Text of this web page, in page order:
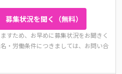
募集状況を聞く（無料）
すため、お早めに募集状況をお聞きく
・労働条件につきましては、お問い合